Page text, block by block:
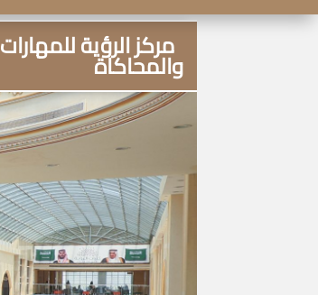
مركز الرؤية للمهارات
والمحاكاة